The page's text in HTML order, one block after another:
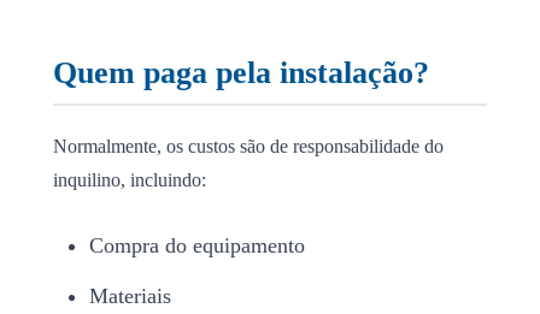
Quem paga pela instalação?
Normalmente, os custos são de responsabilidade do
inquilino, incluindo:
Compra do equipamento
Materiais